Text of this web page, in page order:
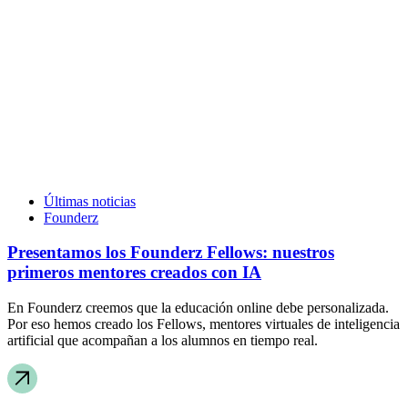
Últimas noticias
Founderz
Presentamos los Founderz Fellows: nuestros
primeros mentores creados con IA
En Founderz creemos que la educación online debe personalizada.
Por eso hemos creado los Fellows, mentores virtuales de inteligencia
artificial que acompañan a los alumnos en tiempo real.